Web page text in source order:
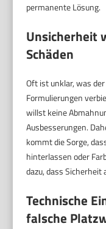
permanente Lösung.
Unsicherheit
Schäden
Oft ist unklar, was
Formulierungen
willst keine
Ausbesserungen.
kommt die Sorge,
hinterlassen oder
dazu, dass Sicherheit
Technische
falsche